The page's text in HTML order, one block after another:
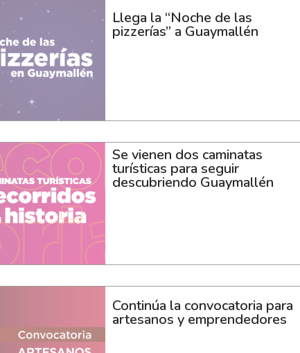
Llega la “Noche de las
pizzerías” a Guaymallén
Se vienen dos caminatas
turísticas para seguir
descubriendo Guaymallén
Continúa la convocatoria para
artesanos y emprendedores